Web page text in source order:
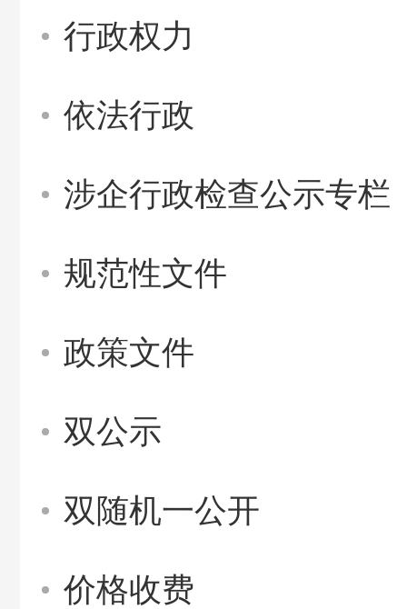
行政权力
依法行政
涉企行政检查公示专栏
规范性文件
政策文件
双公示
双随机一公开
价格收费